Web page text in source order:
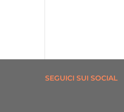
SEGUICI SUI SOCIAL